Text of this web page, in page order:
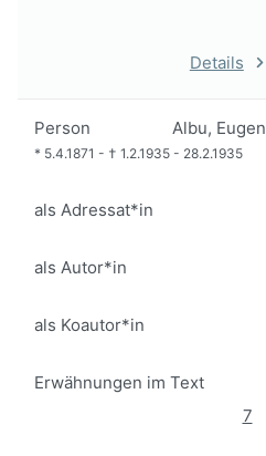
Details
Person Albu, Eugen
* 5.4.1871 - † 1.2.1935 - 28.2.1935
als Adressat*in
als Autor*in
als Koautor*in
Erwähnungen im Text
7